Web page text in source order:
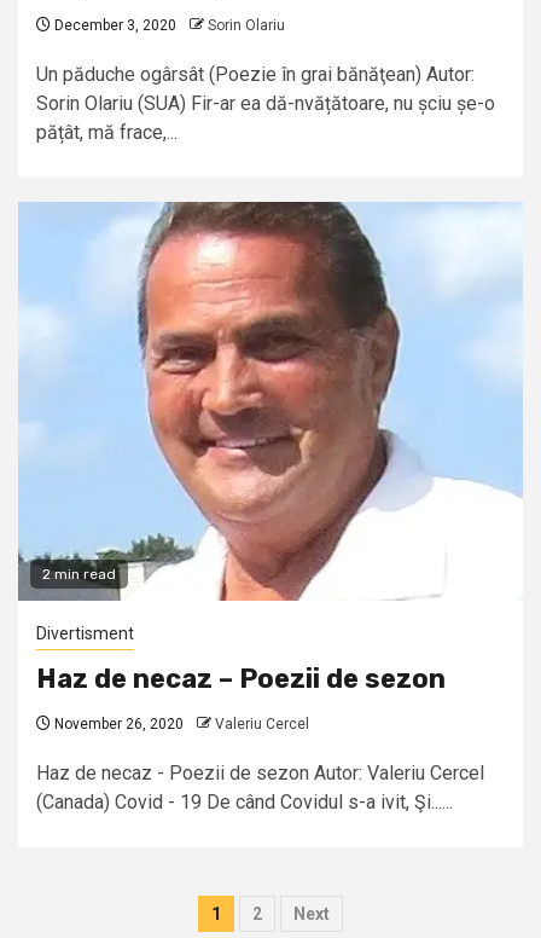
December 3, 2020 Sorin Olariu
Un păduche ogârsât (Poezie în grai bănăţean) Autor:
Sorin Olariu (SUA) Fir-ar ea dă-nvățătoare, nu șciu șe-o
pățât, mă frace,...
2 min read
Divertisment
Haz de necaz – Poezii de sezon
November 26, 2020 Valeriu Cercel
Haz de necaz - Poezii de sezon Autor: Valeriu Cercel
(Canada) Covid - 19 De când Covidul s-a ivit, Şi......
Posts
1 2 Next